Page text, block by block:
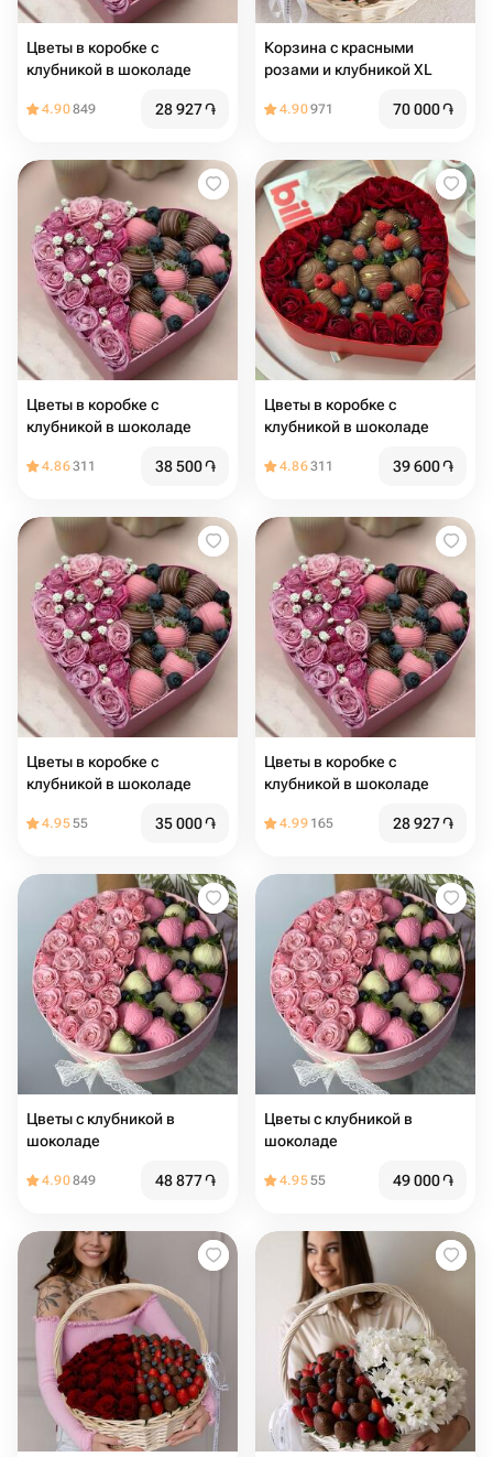
Цветы в коробке с
клубникой в шоколаде
4.90849 28 927֏
Корзина с красными
розами и клубникой XL
4.90971 70 000֏
Цветы в коробке с
клубникой в шоколаде️
4.86311 38 500֏
Цветы в коробке с
клубникой в шоколаде️
4.86311 39 600֏
Цветы в коробке с
клубникой в шоколаде
4.9555 35 000֏
Цветы в коробке с
клубникой в шоколаде
4.99 165 28 927֏
Цветы с клубникой в
шоколаде
4.90849 48 877֏
Цветы с клубникой в
шоколаде
4.9555 49 000֏